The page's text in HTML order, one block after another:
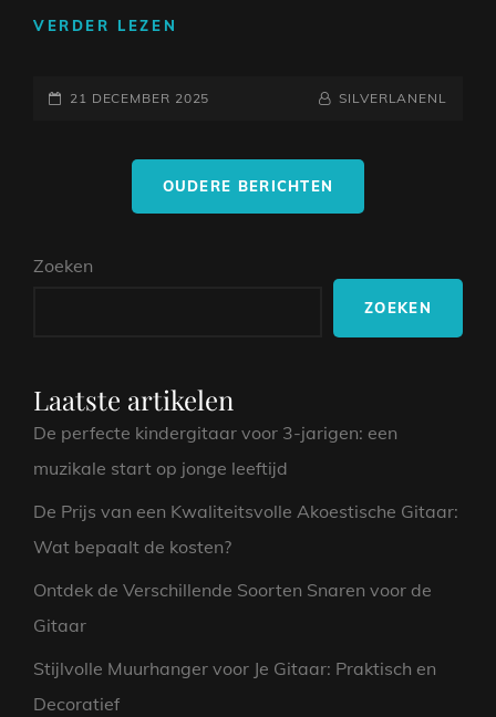
VERDER LEZEN
GELUID
GITAAR
MET
GEPLAATST
21 DECEMBER 2025 NAAMREGEL
BYLINE
SILVERLANENL
Berichtnavigatie
OUDERE BERICHTEN
Zoeken
ZOEKEN
Laatste artikelen
De perfecte kindergitaar voor 3-jarigen: een
muzikale start op jonge leeftijd
De Prijs van een Kwaliteitsvolle Akoestische Gitaar:
Wat bepaalt de kosten?
Ontdek de Verschillende Soorten Snaren voor de
Gitaar
Stijlvolle Muurhanger voor Je Gitaar: Praktisch en
Decoratief